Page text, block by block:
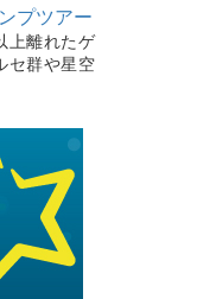
プツアー
上離れたゲ
セ群や星空